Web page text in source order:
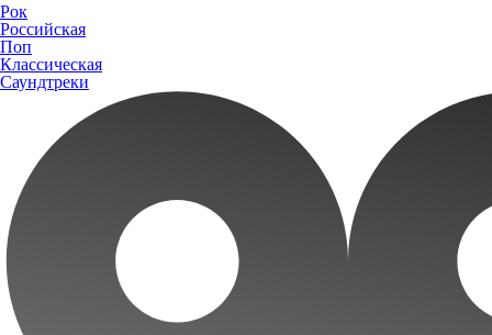
Рок
Российская
Поп
Классическая
Саундтреки